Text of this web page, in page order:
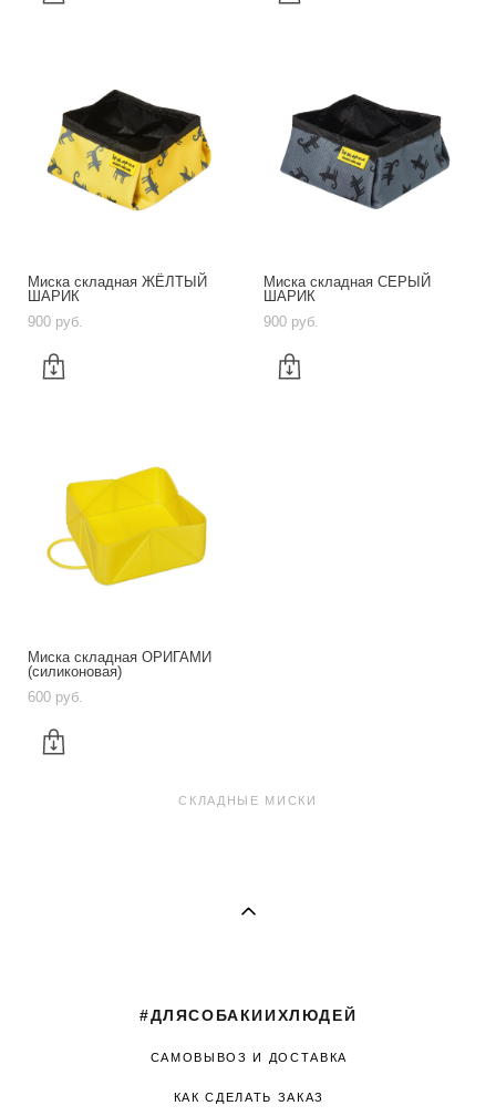
Миска складная ЖЁЛТЫЙ
ШАРИК
900 pуб.
Миска складная СЕРЫЙ
ШАРИК
900 pуб.
Миска складная ОРИГАМИ
(силиконовая)
600 pуб.
СКЛАДНЫЕ МИСКИ
#ДЛЯСОБАКИИХЛЮДЕЙ
САМОВЫВОЗ И ДОСТАВКА
КАК СДЕЛАТЬ ЗАКАЗ